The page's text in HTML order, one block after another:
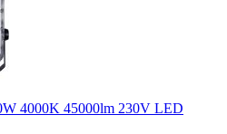
4000K 45000lm 230V LED